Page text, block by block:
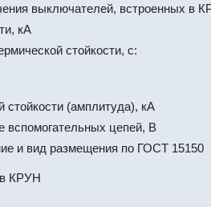
выключателей, встроенных в
кА
стойкости, с:
стойкости (амплитуда), кА
вспомогательных цепей, В
и вид размещения по ГОСТ 15150
в КРУН